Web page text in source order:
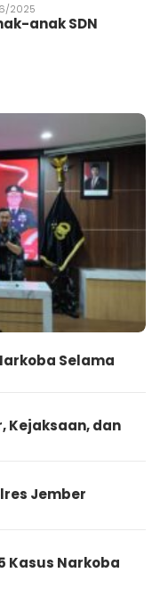
2025
anak SDN
Selama
Kejaksaan, dan
Jember
Kasus Narkoba